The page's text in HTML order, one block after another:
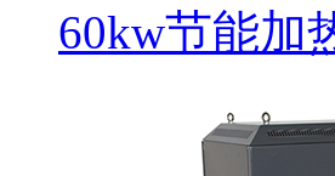
60kw节能加